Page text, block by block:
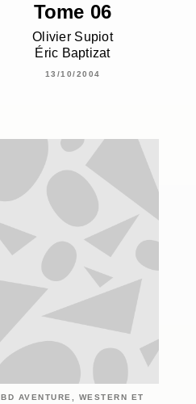
Tome 06
Olivier Supiot
Éric Baptizat
13/10/2004
BD AVENTURE, WESTERN ET